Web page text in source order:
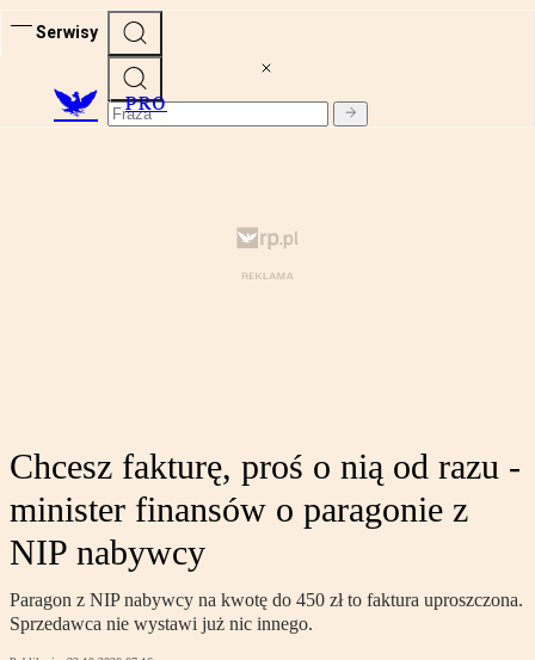
Serwisy
PRO
Chcesz fakturę, proś o nią od razu -
minister finansów o paragonie z
NIP nabywcy
Paragon z NIP nabywcy na kwotę do 450 zł to faktura uproszczona.
Sprzedawca nie wystawi już nic innego.